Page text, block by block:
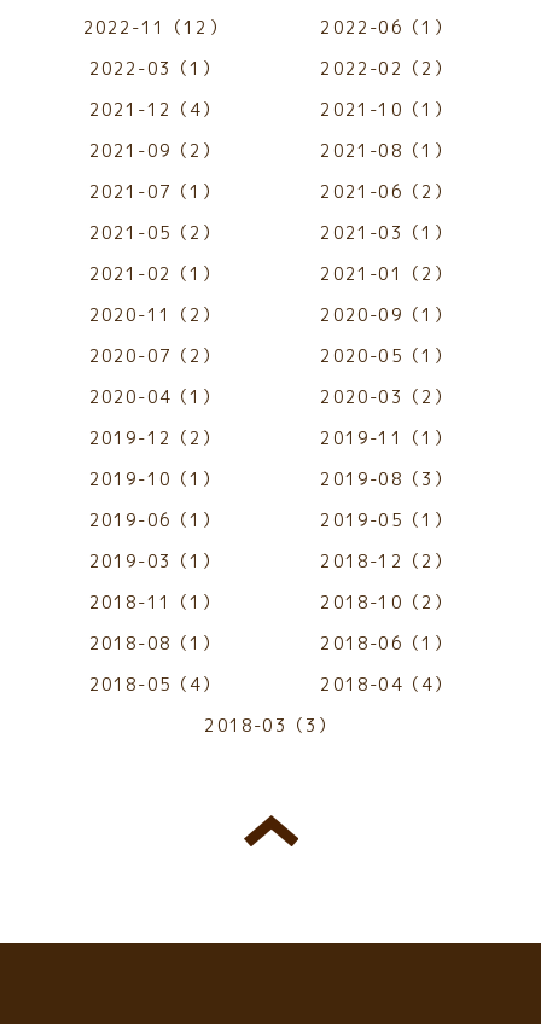
2022-11（12）
2022-06（1）
2022-03（1）
2022-02（2）
2021-12（4）
2021-10（1）
2021-09（2）
2021-08（1）
2021-07（1）
2021-06（2）
2021-05（2）
2021-03（1）
2021-02（1）
2021-01（2）
2020-11（2）
2020-09（1）
2020-07（2）
2020-05（1）
2020-04（1）
2020-03（2）
2019-12（2）
2019-11（1）
2019-10（1）
2019-08（3）
2019-06（1）
2019-05（1）
2019-03（1）
2018-12（2）
2018-11（1）
2018-10（2）
2018-08（1）
2018-06（1）
2018-05（4）
2018-04（4）
2018-03（3）